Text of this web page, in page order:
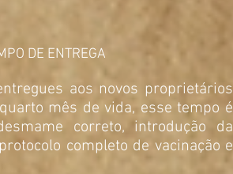
DE ENTREGA
aos novos proprietários
mês de vida, esse tempo é
correto, introdução da
completo de vacinação e